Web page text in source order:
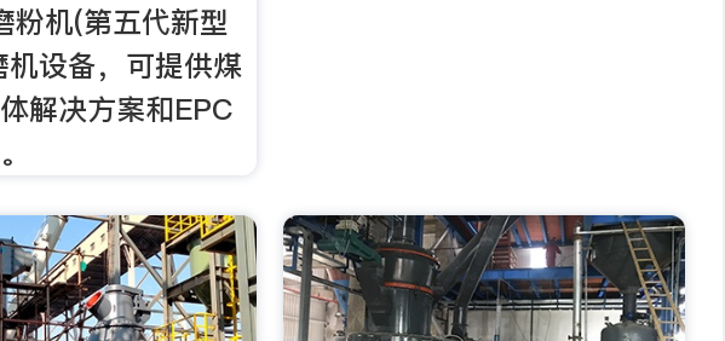
粉机(第五代新型
设备，可提供煤
解决方案和EPC